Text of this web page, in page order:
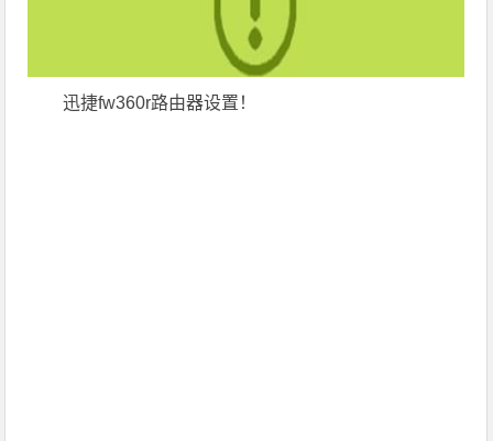
迅捷fw360r路由器设置！